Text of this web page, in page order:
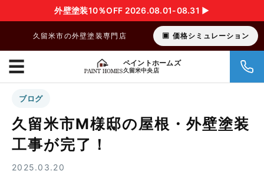
外壁塗装10％OFF 2026.08.01-08.31 ▶︎
久留米市の外壁塗装専門店 価格シミュレーション
ペイントホームズ
久留米中央店
☰
ブログ
久留米市M様邸の屋根・外壁塗装
工事が完了！
2025.03.20